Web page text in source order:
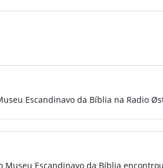
Escandinavo da Bíblia na Radio
Museu Escandinavo da Bíblia